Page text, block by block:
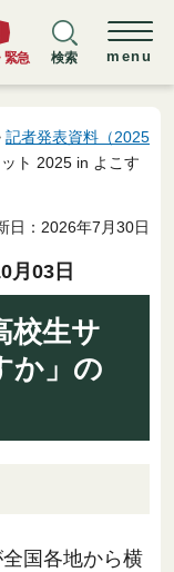
緊急 検索 menu
記者発表資料（2025
ト 2025 in よこす
日：2026年7月30日
月03日
校生サ
か」の
国各地から横